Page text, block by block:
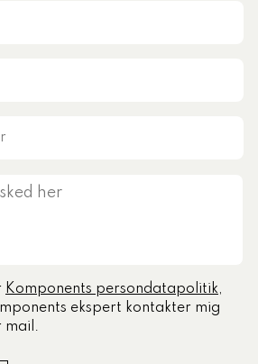
Komponents persondatapolitik,
ekspert kontakter mig
mail.